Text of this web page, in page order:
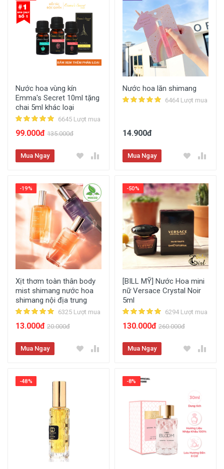
Nước hoa vùng kín
Emma's Secret 10ml tặng
chai 5ml khác loại
6645 Lượt mua
99.000đ 135.000đ
Mua Ngay
Nước hoa lăn shimang
6464 Lượt mua
14.900đ
Mua Ngay
-19%
Xịt thơm toàn thân body
mist shimang nước hoa
shimang nội địa trung
6325 Lượt mua
13.000đ 20.000đ
Mua Ngay
-50%
[BILL MỸ] Nước Hoa mini
nữ Versace Crystal Noir
5ml
6294 Lượt mua
130.000đ 260.000đ
Mua Ngay
-48% -8%